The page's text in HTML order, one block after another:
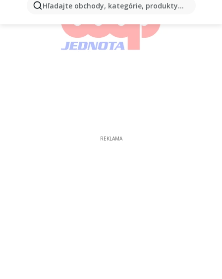
Hľadajte obchody, kategórie, produkty...
REKLAMA